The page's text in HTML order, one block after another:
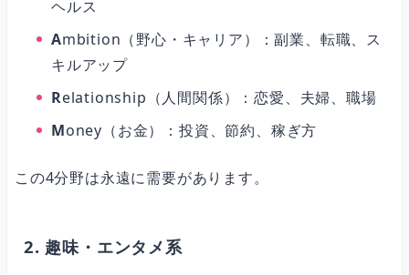
ヘルス
Ambition（野心・キャリア）：副業、転職、ス
キルアップ
Relationship（人間関係）：恋愛、夫婦、職場
Money（お金）：投資、節約、稼ぎ方
この4分野は永遠に需要があります。
2. 趣味・エンタメ系